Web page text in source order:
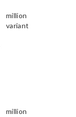
million
variant
million